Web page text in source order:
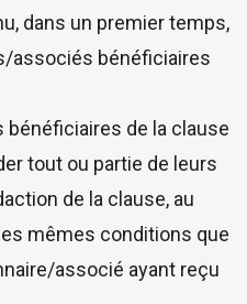
dans un premier temps,
associés bénéficiaires
de la clause
tout ou partie de leurs
de la clause, au
mêmes conditions que
associé ayant reçu